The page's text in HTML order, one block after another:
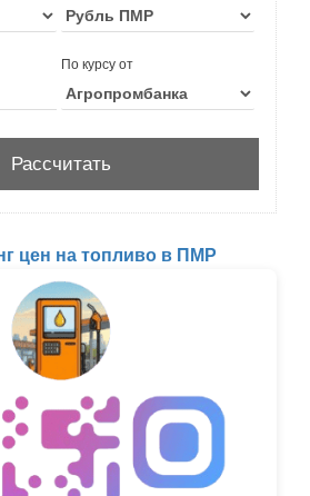
По курсу от
цен на топливо в ПМР